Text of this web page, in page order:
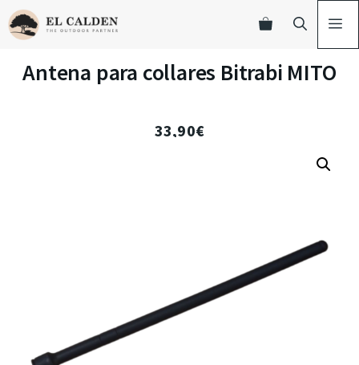
Antena para collares Bitrabi MITO
33,90€